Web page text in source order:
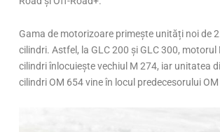
Gama de motorizoare primește unități noi de
cilindri. Astfel, la GLC 200 și GLC 300,
cilindri înlocuiește vechiul M 274, iar unitatea
cilindri OM 654 vine în locul predecesorului